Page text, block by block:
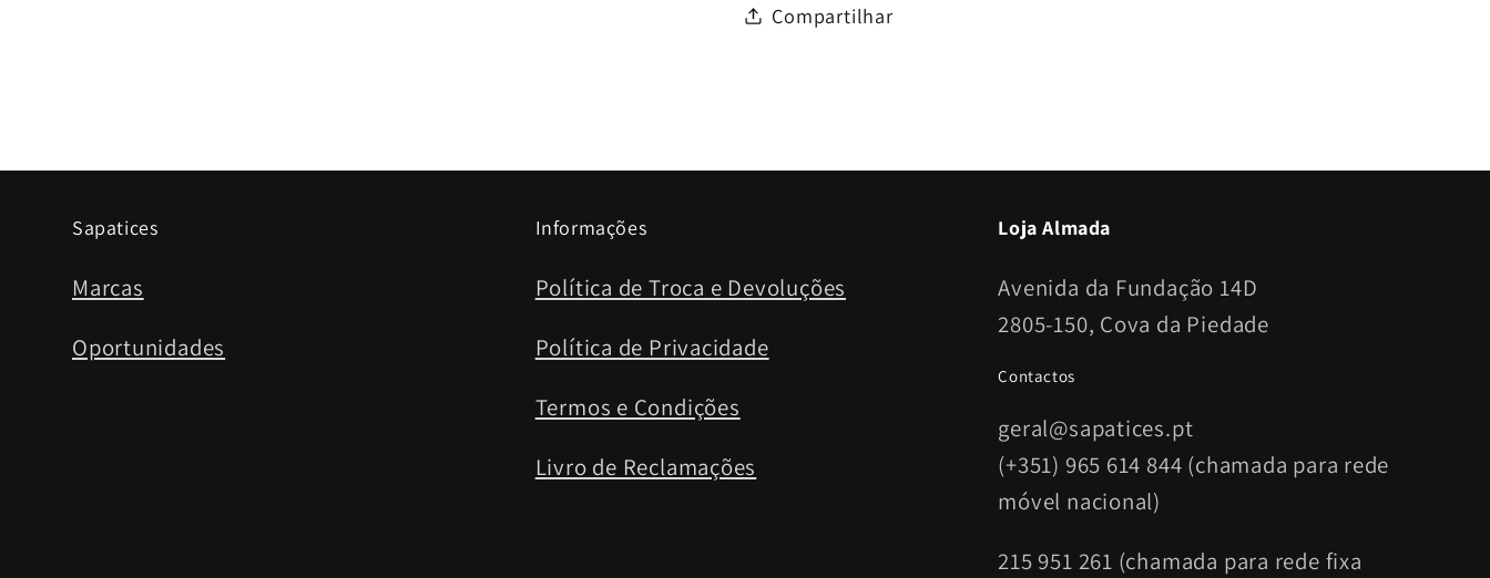
Compartilhar
Sapatices
Marcas
Oportunidades
Informações
Política de Troca e Devoluções
Política de Privacidade
Termos e Condições
Livro de Reclamações
Loja Almada
Avenida da Fundação 14D
2805-150, Cova da Piedade
Contactos
geral@sapatices.pt
(+351) 965 614 844 (chamada para rede
móvel nacional)
215 951 261 (chamada para rede fixa